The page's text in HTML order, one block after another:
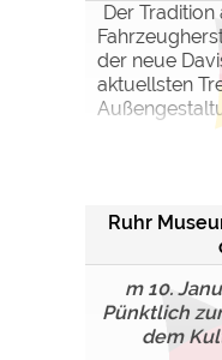
Der
der neue
aktuellsten
Ruhr
m 10.
Pünktlich
dem